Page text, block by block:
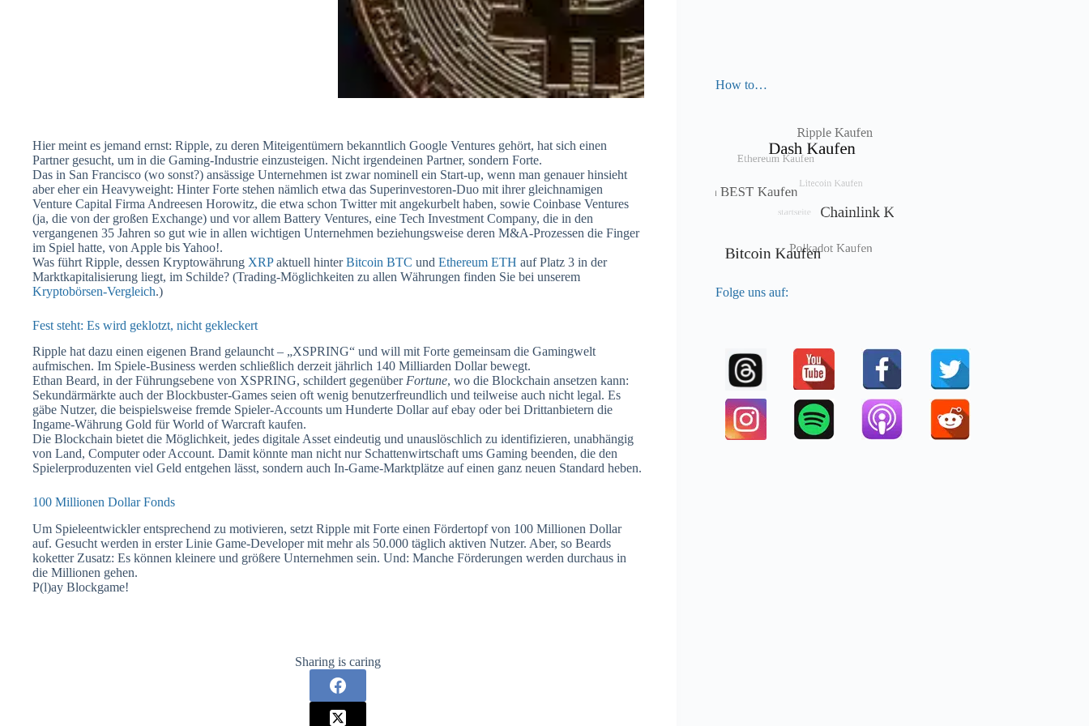
Hier meint es jemand ernst: Ripple, zu deren Miteigentümern bekanntlich Google Ventures gehört, hat sich einen
Partner gesucht, um in die Gaming-Industrie einzusteigen. Nicht irgendeinen Partner, sondern Forte.
Das in San Francisco (wo sonst?) ansässige Unternehmen ist zwar nominell ein Start-up, wenn man genauer hinsieht
aber eher ein Heavyweight: Hinter Forte stehen nämlich etwa das Superinvestoren-Duo mit ihrer gleichnamigen
Venture Capital Firma Andreesen Horowitz, die etwa schon Twitter mit angekurbelt haben, sowie Coinbase Ventures
(ja, die von der großen Exchange) und vor allem Battery Ventures, eine Tech Investment Company, die in den
vergangenen 35 Jahren so gut wie in allen wichtigen Unternehmen beziehungsweise deren M&A-Prozessen die Finger
im Spiel hatte, von Apple bis Yahoo!.
Was führt Ripple, dessen Kryptowährung XRPaktuell hinterBitcoin BTC und Ethereum ETH auf Platz 3 in der
Marktkapitalisierung liegt, im Schilde? (Trading-Möglichkeiten zu allen Währungen finden Sie bei unserem
Kryptobörsen-Vergleich.)
Fest steht: Es wird geklotzt, nicht gekleckert
Ripple hat dazu einen eigenen Brand gelauncht – „XSPRING“ und will mit Forte gemeinsam die Gamingwelt
aufmischen. Im Spiele-Business werden schließlich derzeit jährlich 140 Milliarden Dollar bewegt.
Ethan Beard, in der Führungsebene von XSPRING, schildert gegenüberFortune, wo die Blockchain ansetzen kann:
Sekundärmärkte auch der Blockbuster-Games seien oft wenig benutzerfreundlich und teilweise auch nicht legal. Es
gäbe Nutzer, die beispielsweise fremde Spieler-Accounts um Hunderte Dollar auf ebay oder bei Drittanbietern die
Ingame-Währung Gold für World of Warcraft kaufen.
Die Blockchain bietet die Möglichkeit, jedes digitale Asset eindeutig und unauslöschlich zu identifizieren, unabhängig
von Land, Computer oder Account. Damit könnte man nicht nur Schattenwirtschaft ums Gaming beenden, die den
Spielerproduzenten viel Geld entgehen lässt, sondern auch In-Game-Marktplätze auf einen ganz neuen Standard heben.
100 Millionen Dollar Fonds
Um Spieleentwickler entsprechend zu motivieren, setzt Ripple mit Forte einen Fördertopf von 100 Millionen Dollar
auf. Gesucht werden in erster Linie Game-Developer mit mehr als 50.000 täglich aktiven Nutzer. Aber, so Beards
koketter Zusatz: Es können kleinere und größere Unternehmen sein. Und: Manche Förderungen werden durchaus in
die Millionen gehen.
P(l)ay Blockgame!
Sharing is caring
How to…
Folge uns auf: